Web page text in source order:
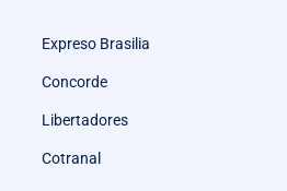
Expreso Brasilia
Concorde
Libertadores
Cotranal